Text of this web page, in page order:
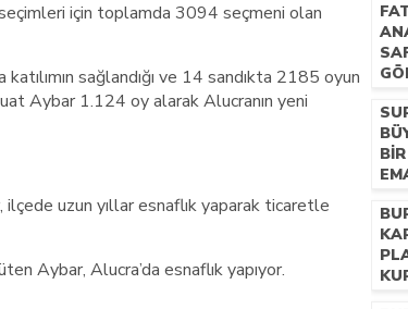
için toplamda 3094 seçmeni olan
sağlandığı ve 14 sandıkta 2185 oyun
Aybar 1.124 oy alarak Alucranın yeni
uzun yıllar esnaflık yaparak ticaretle
Aybar, Alucra’da esnaflık yapıyor.